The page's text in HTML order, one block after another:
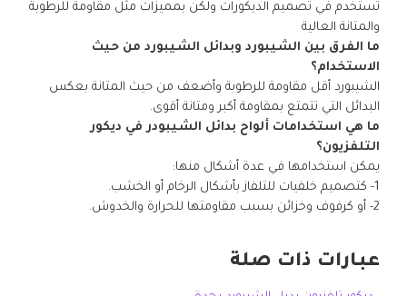
تستخدم في تصميم الديكورات ولكن بمميزات مثل مقاومة للرطوبة
والمتانة العالية
ما الفرق بين الشيبورد وبدائل الشيبورد من حيث
الاستخدام؟
الشيبورد أقل مقاومة للرطوبة وأضعف من حيث المتانة بعكس
البدائل التي تتمتع بمقاومة أكبر ومتانة أقوى.
ما هي استخدامات ألواح بدائل الشيبودر في ديكور
التلفزيون؟
يمكن استخدامها في عدة أشكال منها:
1- كتصميم خلفيات للتلفاز بأشكال الرخام أو الخشب.
2- أو كرفوف وخزائن بسبب مقاومتها للحرارة والخدوش.
عبارات ذات صلة